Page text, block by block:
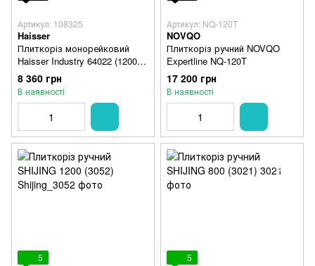
Артикул: 108325
Haisser
Плиткоріз монорейковий
Haisser Industry 64022 (1200
мм)
8 360 грн
В наявності
Артикул: NQ-120T
NOVQO
Плиткоріз ручний NOVQO
Expertline NQ-120T
17 200 грн
В наявності
5
5